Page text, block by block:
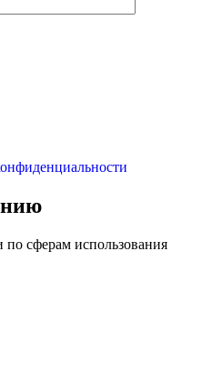
сферам использования